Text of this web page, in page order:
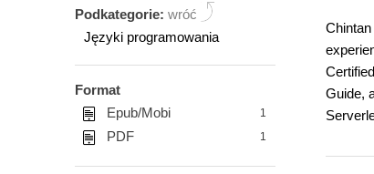
Podkategorie: wróć
Języki programowania
Format
Epub/Mobi
1
PDF 1
Guide,